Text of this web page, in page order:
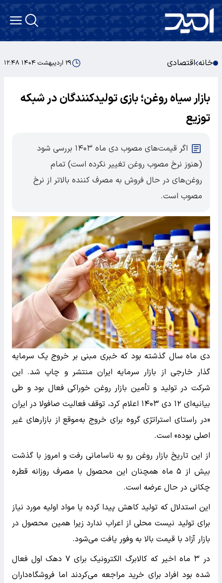
خانه اقتصادی ۲۹ اردیبهشت ۱۴۰۴ ۱۲:۴۸
بازار سیاه روغن؛ بازی تولیدکنندگان در شبکه
توزیع
اگر قیمت‌های مصوب دی ماه ۱۴۰۳ بررسی شود
(هنوز نرخ مصوب روغن تغییر نکرده است) تمام
روغن‌های در حال فروش به مصرف کننده بالاتر از نرخ
مصوب است.
دی ماه سال گذشته بود که خبری مبنی بر خروج یک سرمایه
گذار خارجی از بازار سرمایه ایران منتشر و چاپ شد. این
شرکت در تولید و تأمین بازار روغن خوراکی فعال بود و طی
بیانیه‌ای ۱۲ دی ۱۴۰۳ اعلام کرد، توقف فعالیت صافولا در ایران
«در راستای استراتژی گروه برای خروج به‌موقع از بازارهای غیر
اصلی بوده» است.
از این تاریخ بازار روغن رو به ناسامانی رفت و امروز با گذشت
بیش از ۵ ماه همچنان این محصول با مصرف روزانه قطره
چکانی در حال عرضه است.
این استدلال که تولید کاهش پیدا کرده یا مواد اولیه مورد نیاز
برای تولید نیست محلی از اعراب ندارد زیرا همین محصول در
بازار آزاد با قیمت بالا به وفور یافت می‌شود.
در ۳ ماه اخیر که کالابرگ الکترونیک برای ۷ دهک اول فعال
شده بود افراد برای خرید مراجعه می‌کردند اما فروشگاه‌داران